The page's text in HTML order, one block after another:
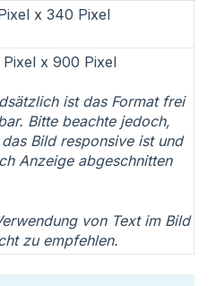
x 340 Pixel
Pixel x 900 Pixel
ist das Format frei
Bitte beachte jedoch,
Bild responsive ist und
Anzeige abgeschnitten
von Text im Bild
zu empfehlen.